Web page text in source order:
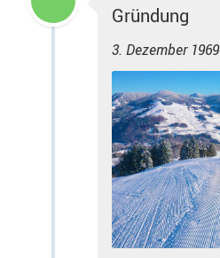
Gründung
3. Dezember 1969